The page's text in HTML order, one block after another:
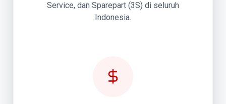
Service, dan Sparepart (3S) di seluruh
Indonesia.